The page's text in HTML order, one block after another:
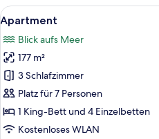
Alle
Fotos
für
Apartment
anzeigen
6
Apartment
Blick aufs Meer
177 m²
3 Schlafzimmer
Platz für 7 Personen
1 King-Bett und 4 Einzelbetten
Kostenloses WLAN